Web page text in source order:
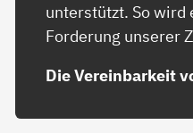
unterstützt. So wird
Forderung unserer
Die Vereinbarkeit